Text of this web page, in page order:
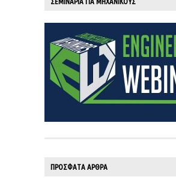
ΠΡΟΣΦΑΤΑ ΑΡΘΡΑ